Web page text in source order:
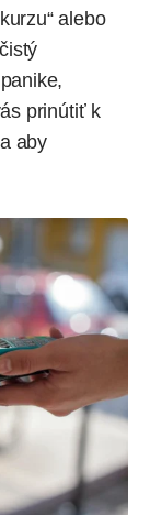
alebo
prinútiť k
aby